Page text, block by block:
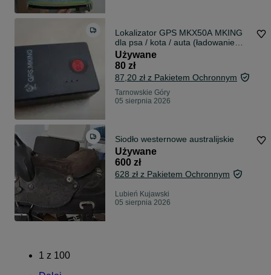
Lokalizator GPS MKX50A MKING
dla psa / kota / auta (ładowanie
przez USB-C, wytrzymała bateria)
Używane
80 zł
87,20 zł z Pakietem Ochronnym
Tarnowskie Góry
05 sierpnia 2026
Siodło westernowe australijskie
Używane
600 zł
628 zł z Pakietem Ochronnym
Lubień Kujawski
05 sierpnia 2026
1 z 100